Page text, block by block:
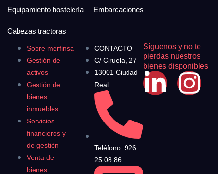
Sobre merfinsa
Gestión de
activos
Gestión de
bienes
inmuebles
Servicios
financieros y
de gestión
Venta de
bienes
CONTACTO
C/ Ciruela, 27
13001 Ciudad
Real
Teléfono: 926
25 08 86
Síguenos y no te
pierdas nuestros
bienes disponibles
Equipamiento hostelería Embarcaciones
Cabezas tractoras